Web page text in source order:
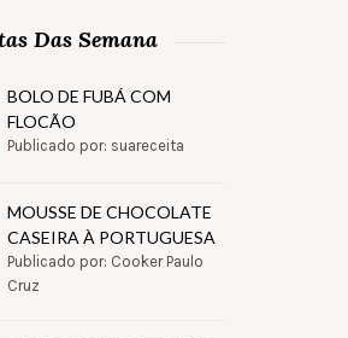
Das Semana
BOLO DE FUBÁ COM
FLOCÃO
Publicado por: suareceita
MOUSSE DE CHOCOLATE
CASEIRA À PORTUGUESA
Publicado por: Cooker Paulo
Cruz